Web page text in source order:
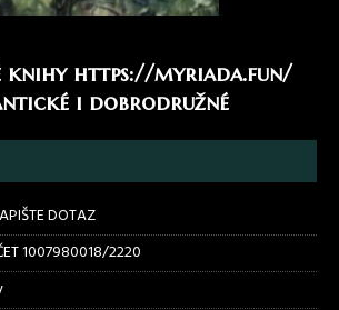
knihy https://myriada.fun/
i dobrodružné
DOTAZ
1007980018/2220